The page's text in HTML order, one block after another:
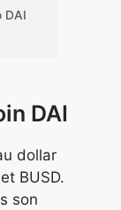
DAI
DAI
dollar
BUSD.
son